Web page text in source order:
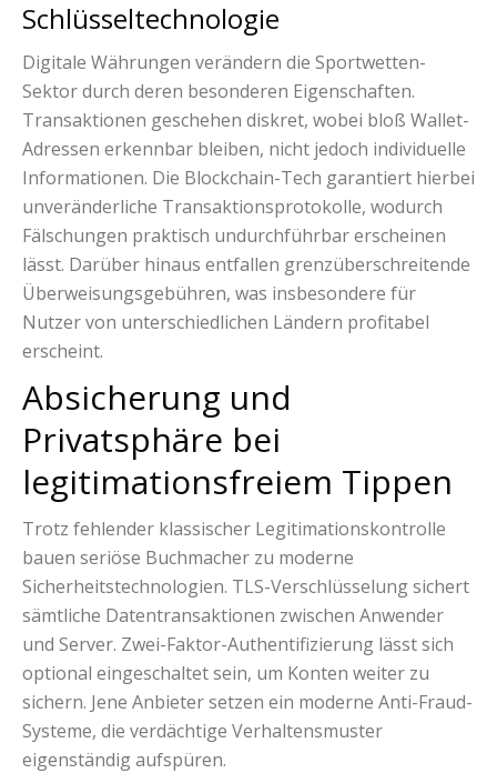
Schlüsseltechnologie
Digitale Währungen verändern die Sportwetten-
Sektor durch deren besonderen Eigenschaften.
Transaktionen geschehen diskret, wobei bloß Wallet-
Adressen erkennbar bleiben, nicht jedoch individuelle
Informationen. Die Blockchain-Tech garantiert hierbei
unveränderliche Transaktionsprotokolle, wodurch
Fälschungen praktisch undurchführbar erscheinen
lässt. Darüber hinaus entfallen grenzüberschreitende
Überweisungsgebühren, was insbesondere für
Nutzer von unterschiedlichen Ländern profitabel
erscheint.
Absicherung und
Privatsphäre bei
legitimationsfreiem Tippen
Trotz fehlender klassischer Legitimationskontrolle
bauen seriöse Buchmacher zu moderne
Sicherheitstechnologien. TLS-Verschlüsselung sichert
sämtliche Datentransaktionen zwischen Anwender
und Server. Zwei-Faktor-Authentifizierung lässt sich
optional eingeschaltet sein, um Konten weiter zu
sichern. Jene Anbieter setzen ein moderne Anti-Fraud-
Systeme, die verdächtige Verhaltensmuster
eigenständig aufspüren.